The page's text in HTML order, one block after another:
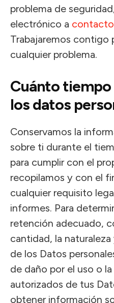
problema de
electrónico a
Trabajaremos contigo
cualquier problema.
Cuánto
los datos
Conservamos la
sobre ti durante el
para cumplir con el
recopilamos y con el
cualquier requisito
informes. Para
retención adecuado,
cantidad, la
de los Datos
de daño por el uso o
autorizados de tus
obtener información